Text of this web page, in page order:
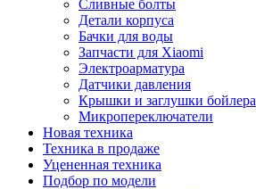
Сливные болты
Детали корпуса
Бачки для воды
Запчасти для Xiaomi
Электроарматура
Датчики давления
Крышки и заглушки бойлера
Микропереключатели
Новая техника
Техника в продаже
Уцененная техника
Подбор по модели